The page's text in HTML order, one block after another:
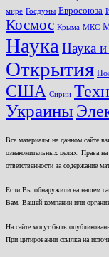
мире Госдумы Евросоюза
Космос Крыма МКС
Наука Наука и
Открытия
США Сирии
Украины
Все материалы на данном сайте
ознакомительных целях. Права
ответственности за содержание
Если Вы обнаружили на нашем
Вам, Вашей компании или
На сайте могут быть
При цитировании ссылка на